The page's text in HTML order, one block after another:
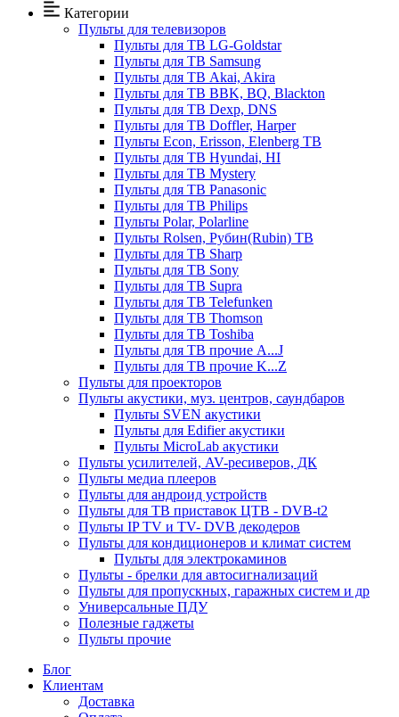
Категории
Пульты для телевизоров
Пульты для ТВ LG-Goldstar
Пульты для ТВ Samsung
Пульты для ТВ Akai, Akira
Пульты для ТВ BBK, BQ, Blackton
Пульты для ТВ Dexp, DNS
Пульты для ТВ Doffler, Harper
Пульты Econ, Erisson, Elenberg ТВ
Пульты для ТВ Hyundai, HI
Пульты для ТВ Mystery
Пульты для ТВ Panasonic
Пульты для ТВ Philips
Пульты Polar, Polarline
Пульты Rolsen, Рубин(Rubin) ТВ
Пульты для ТВ Sharp
Пульты для ТВ Sony
Пульты для ТВ Supra
Пульты для ТВ Telefunken
Пульты для ТВ Thomson
Пульты для ТВ Toshiba
Пульты для ТВ прочие A...J
Пульты для ТВ прочие K...Z
Пульты для проекторов
Пульты акустики, муз. центров, саундбаров
Пульты SVEN акустики
Пульты для Edifier акустики
Пульты MicroLab акустики
Пульты усилителей, AV-ресиверов, ДК
Пульты медиа плееров
Пульты для андроид устройств
Пульты для ТВ приставок ЦТВ - DVB-t2
Пульты IP TV и TV- DVB декодеров
Пульты для кондиционеров и климат систем
Пульты для электрокаминов
Пульты - брелки для автосигнализаций
Пульты для пропускных, гаражных систем и др
Универсальные ПДУ
Полезные гаджеты
Пульты прочие
Блог
Клиентам
Доставка